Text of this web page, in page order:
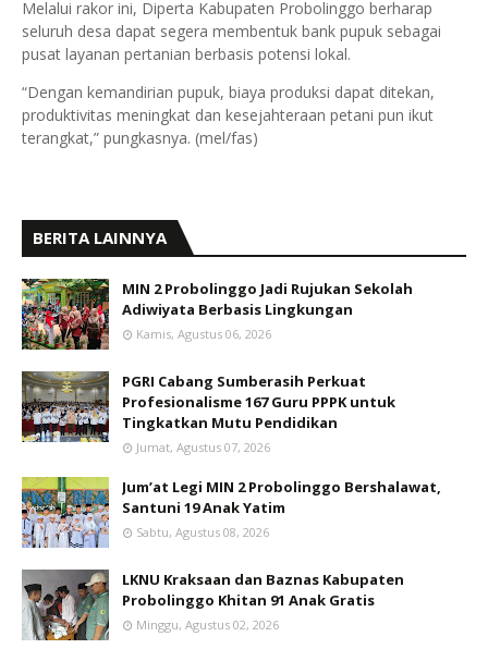
Melalui rakor ini, Diperta Kabupaten Probolinggo berharap
seluruh desa dapat segera membentuk bank pupuk sebagai
pusat layanan pertanian berbasis potensi lokal.
“Dengan kemandirian pupuk, biaya produksi dapat ditekan,
produktivitas meningkat dan kesejahteraan petani pun ikut
terangkat,” pungkasnya. (mel/fas)
BERITA LAINNYA
MIN 2 Probolinggo Jadi Rujukan Sekolah
Adiwiyata Berbasis Lingkungan
Kamis, Agustus 06, 2026
PGRI Cabang Sumberasih Perkuat
Profesionalisme 167 Guru PPPK untuk
Tingkatkan Mutu Pendidikan
Jumat, Agustus 07, 2026
Jum’at Legi MIN 2 Probolinggo Bershalawat,
Santuni 19 Anak Yatim
Sabtu, Agustus 08, 2026
LKNU Kraksaan dan Baznas Kabupaten
Probolinggo Khitan 91 Anak Gratis
Minggu, Agustus 02, 2026